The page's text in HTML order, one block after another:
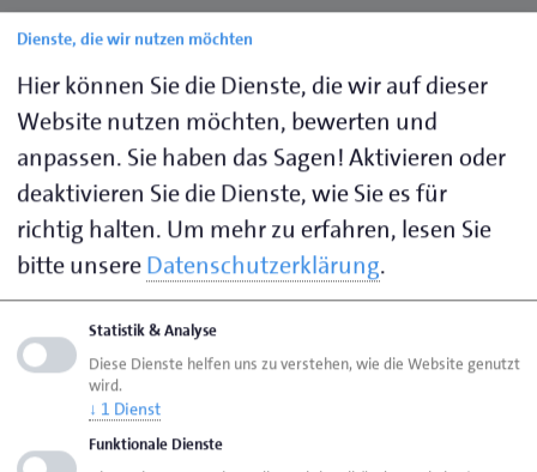
Möchten Sie vonYouTubebereitgestellte externe
Inhalte laden?
Ja
Internationale Austauschprogramme
als Sprungbrett für berufliches
Wachstum
Internationale Austauschprogramme eröffnen
Auszubildenden und Schülern die Möglichkeit,
Dienste, die wir nutzen möchten
Hier können Sie die Dienste, die wir auf dieser
Website nutzen möchten, bewerten und
anpassen. Sie haben das Sagen! Aktivieren oder
deaktivieren Sie die Dienste, wie Sie es für
richtig halten. Um mehr zu erfahren, lesen Sie
bitte unsereDatenschutzerklärung.
Statistik & Analyse
Diese Dienste helfen uns zu verstehen, wie die Website genutzt
wird.
↓ 1 Dienst
Funktionale Dienste